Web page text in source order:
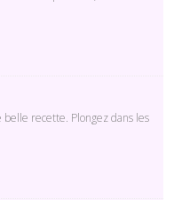
belle recette. Plongez dans les